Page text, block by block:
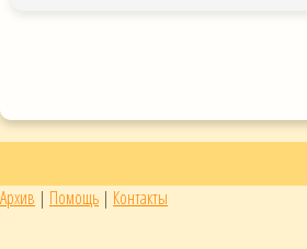
Архив | Помощь | Контакты